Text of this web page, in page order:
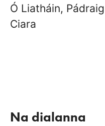
Ó Liatháin,
Ciara
Na dialanna